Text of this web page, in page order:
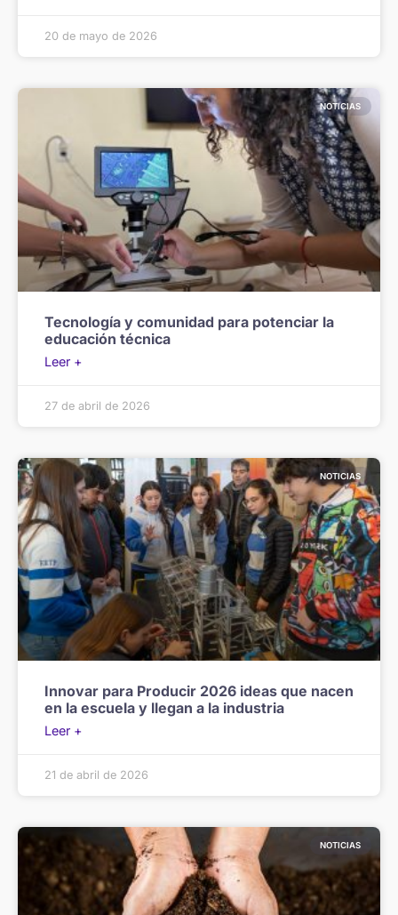
20 de mayo de 2026
NOTICIAS
Tecnología y comunidad para potenciar la
educación técnica
Leer +
27 de abril de 2026
NOTICIAS
Innovar para Producir 2026 ideas que nacen
en la escuela y llegan a la industria
Leer +
21 de abril de 2026
NOTICIAS